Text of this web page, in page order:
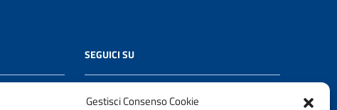
Gestisci Consenso Cookie
SEGUICI SU